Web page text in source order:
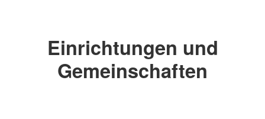
Einrichtungen und
Gemeinschaften